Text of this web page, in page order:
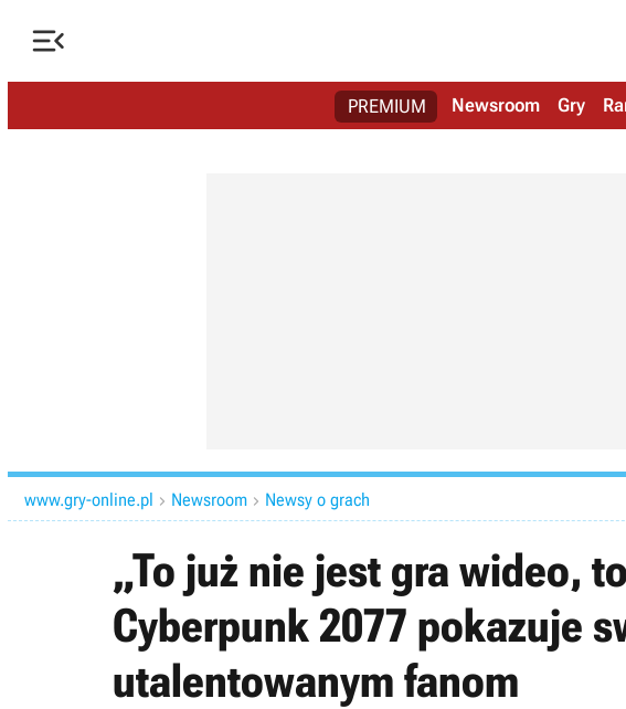

PREMIUM Newsroom Gry
www.gry-online.pl  Newsroom  Newsy o grach
„To już nie jest gra wideo,
Cyberpunk 2077 pokazuje
utalentowanym fanom